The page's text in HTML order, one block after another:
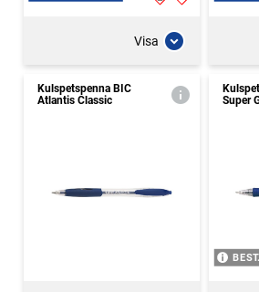
Visa
Kulspetspenna BIC
Atlantis Classic
Super